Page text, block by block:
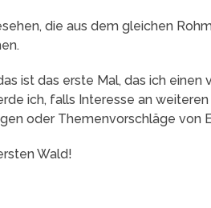
die aus dem gleichen
ist das erste Mal, das ich
ich, falls Interesse an
oder Themenvorschläge von
Wald!